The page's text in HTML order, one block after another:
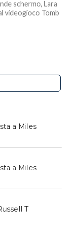
schermo, Lara
videogioco Tomb
a Miles
a Miles
T